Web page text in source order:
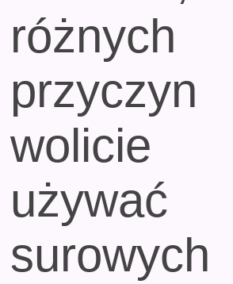
różnych
przyczyn
używać